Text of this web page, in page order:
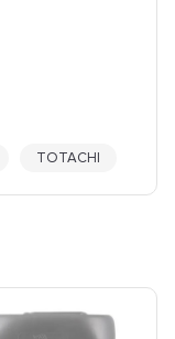
TOTACHI